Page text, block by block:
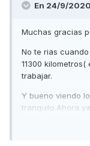
En 24/9/
Muchas gracias
No te rias
11300 kilometros(
trabajar.
Y bueno viendo
tranquilo.Ahora